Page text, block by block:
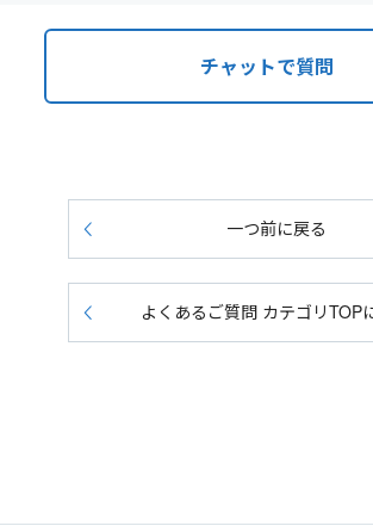
チャットで質問
一つ前に戻る
よくあるご質問 カテゴリTOP